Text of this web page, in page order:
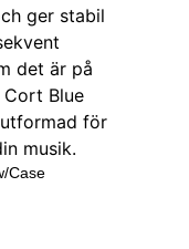
Case